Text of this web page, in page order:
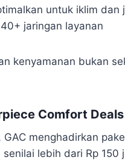
untuk iklim dan
jaringan layanan
kenyamanan bukan
Comfort
menghadirkan
lebih dari Rp 150